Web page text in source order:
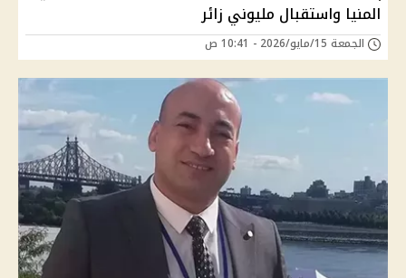
المنيا واستقبال مليوني زائر
الجمعة 15/مايو/2026 - 10:41 ص